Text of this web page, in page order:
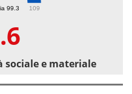
99.3 109
e materiale